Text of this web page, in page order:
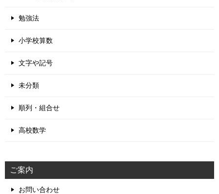
勉強法
小学校算数
文字や記号
未分類
順列・組合せ
高校数学
ご案内
お問い合わせ